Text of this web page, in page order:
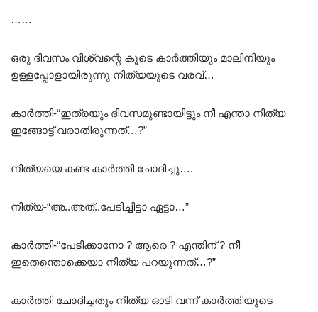
……
ഒരു ദിവസം വിശ്വന്റെ കൂടെ കാർത്തിയും മാലിനിയും
ഉള്ളപ്പോളായിരുന്നു നിത്യയുടെ വരവ്…
കാർത്തി-“ഇത്രയും ദിവസമുണ്ടായിട്ടും നീ എന്താ നിത്യ
ഇങ്ങോട്ട് വരാതിരുന്നത്…?”
നിത്യയെ കണ്ട കാർത്തി ചോദിച്ചു….
നിത്യ-“അ..അത്..പേടിച്ചിട്ടാ ഏട്ടാ…”
കാർത്തി-“പേടിക്കാനോ ? ആരെ ? എന്തിന് ? നീ
ഇതെന്തൊക്കെയാ നിത്യ പറയുന്നത്…?”
കാർത്തി ചോദിച്ചതും നിത്യ ഓടി വന്ന് കാർത്തിയുടെ